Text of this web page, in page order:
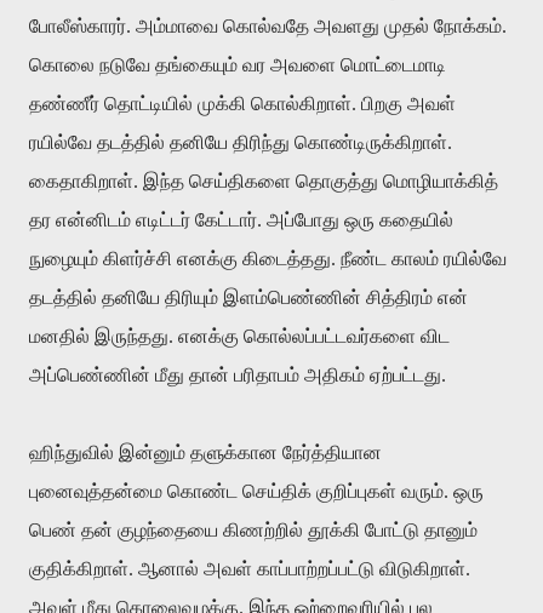
போலீஸ்காரர். அம்மாவை கொல்வதே அவளது முதல் நோக்கம்.
கொலை நடுவே தங்கையும் வர அவளை மொட்டைமாடி
தண்ணீர் தொட்டியில் முக்கி கொல்கிறாள். பிறகு அவள்
ரயில்வே தடத்தில் தனியே திரிந்து கொண்டிருக்கிறாள்.
கைதாகிறாள். இந்த செய்திகளை தொகுத்து மொழியாக்கித்
தர என்னிடம் எடிட்டர் கேட்டார். அப்போது ஒரு கதையில்
நுழையும் கிளர்ச்சி எனக்கு கிடைத்தது. நீண்ட காலம் ரயில்வே
தடத்தில் தனியே திரியும் இளம்பெண்ணின் சித்திரம் என்
மனதில் இருந்தது. எனக்கு கொல்லப்பட்டவர்களை விட
அப்பெண்ணின் மீது தான் பரிதாபம் அதிகம் ஏற்பட்டது.
ஹிந்துவில் இன்னும் தளுக்கான நேர்த்தியான
புனைவுத்தன்மை கொண்ட செய்திக் குறிப்புகள் வரும். ஒரு
பெண் தன் குழந்தையை கிணற்றில் தூக்கி போட்டு தானும்
குதிக்கிறாள். ஆனால் அவள் காப்பாற்றப்பட்டு விடுகிறாள்.
அவள் மீது கொலைவழக்கு. இந்த ஒற்றைவரியில் பல